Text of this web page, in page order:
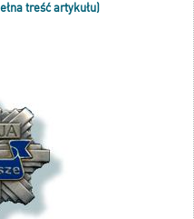
treść artykułu)